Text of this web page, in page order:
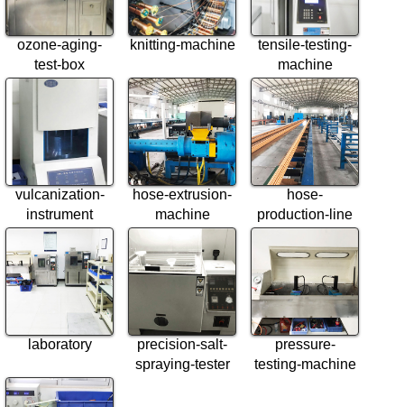
ozone-aging-
test-box
knitting-machine
tensile-testing-
machine
vulcanization-
instrument
hose-extrusion-
machine
hose-
production-line
laboratory
precision-salt-
spraying-tester
pressure-
testing-machine